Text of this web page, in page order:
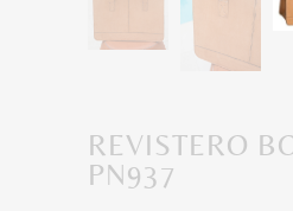
REVISTERO
PN937